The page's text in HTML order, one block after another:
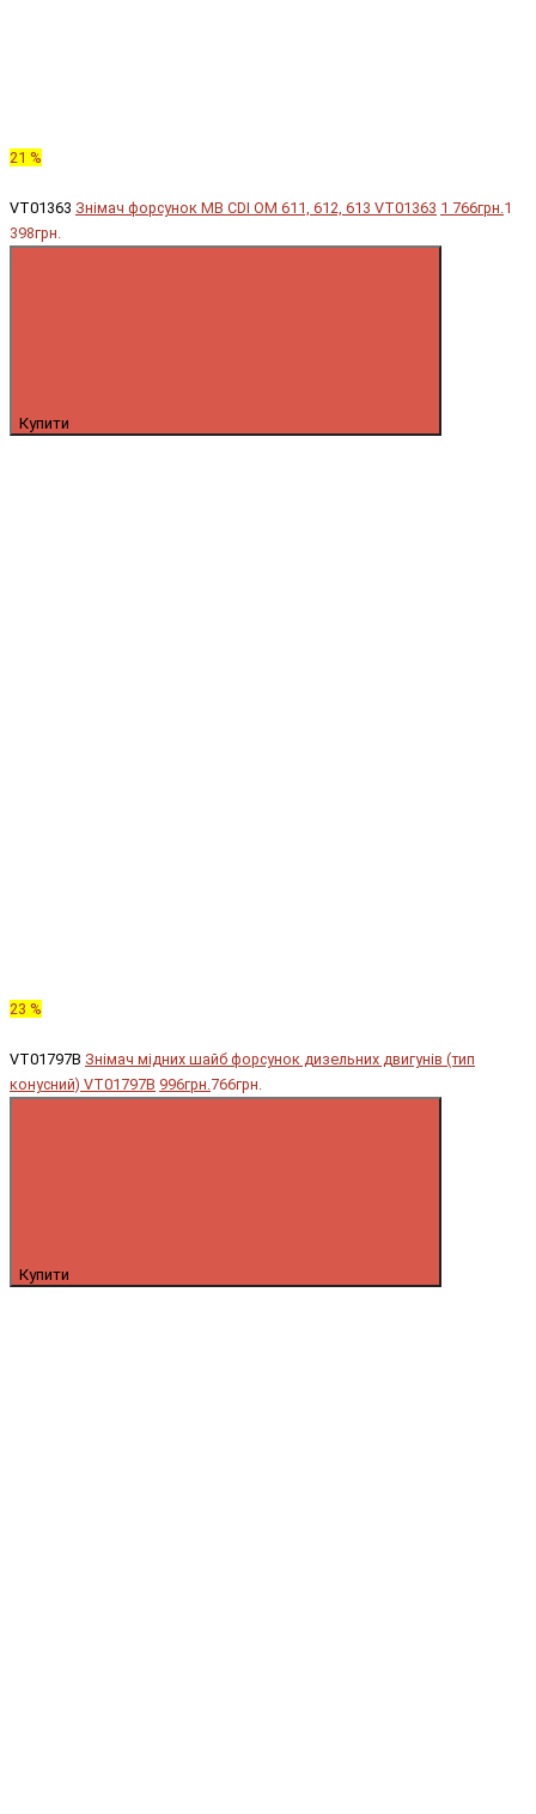
21 %
VT01363 Знімач форсунок MB CDI OM 611, 612, 613 VT01363 1 766грн.1
398грн.
Купити
23 %
VT01797B Знімач мідних шайб форсунок дизельних двигунів (тип
конусний) VT01797B 996грн.766грн.
Купити